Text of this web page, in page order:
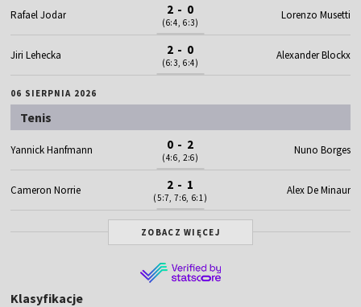
Rafael Jodar 2 - 0
(6:4, 6:3)
Lorenzo Musetti
Jiri Lehecka 2 - 0
(6:3, 6:4)
Alexander Blockx
06 SIERPNIA 2026
Tenis
Yannick Hanfmann 0 - 2
(4:6, 2:6)
Nuno Borges
Cameron Norrie 2 - 1
(5:7, 7:6, 6:1)
Alex De Minaur
ZOBACZ WIĘCEJ
Klasyfikacje